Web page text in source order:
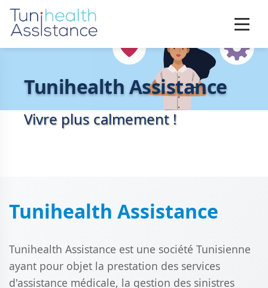
Tunihealth Assistance
Vivre plus calmement !
Tunihealth Assistance
Tunihealth Assistance est une société Tunisienne
ayant pour objet la prestation des services
d'assistance médicale, la gestion des sinistres